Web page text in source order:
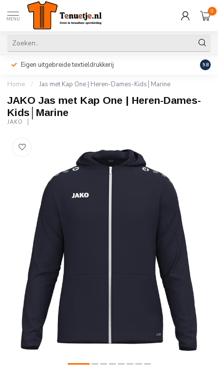
MENU
0
Eigen uitgebreide textieldrukkerij 9.8
Home / Jas met Kap One | Heren-Dames-Kids│Marine
JAKO Jas met Kap One | Heren-Dames-
Kids│Marine
JAKO